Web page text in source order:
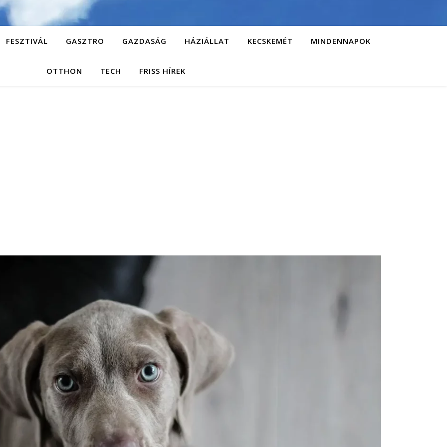
FESZTIVÁL GASZTRO GAZDASÁG HÁZIÁLLAT KECSKEMÉT MINDENNAPOK
OTTHON TECH FRISS HÍREK